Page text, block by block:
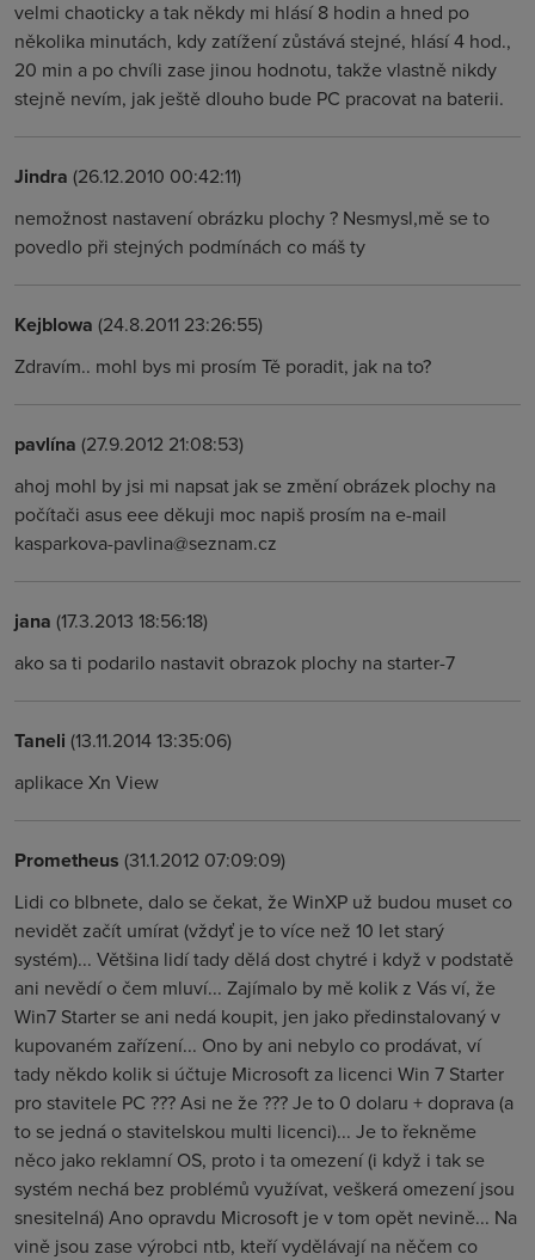
velmi chaoticky a tak někdy mi hlásí 8 hodin a hned po
několika minutách, kdy zatížení zůstává stejné, hlásí 4 hod.,
20 min a po chvíli zase jinou hodnotu, takže vlastně nikdy
stejně nevím, jak ještě dlouho bude PC pracovat na baterii.
Jindra (26.12.2010 00:42:11)
nemožnost nastavení obrázku plochy ? Nesmysl,mě se to
povedlo při stejných podmínách co máš ty
Kejblowa (24.8.2011 23:26:55)
Zdravím.. mohl bys mi prosím Tě poradit, jak na to?
pavlína (27.9.2012 21:08:53)
ahoj mohl by jsi mi napsat jak se změní obrázek plochy na
počítači asus eee děkuji moc napiš prosím na e-mail
kasparkova-pavlina@seznam.cz
jana (17.3.2013 18:56:18)
ako sa ti podarilo nastavit obrazok plochy na starter-7
Taneli (13.11.2014 13:35:06)
aplikace Xn View
Prometheus (31.1.2012 07:09:09)
Lidi co blbnete, dalo se čekat, že WinXP už budou muset co
nevidět začít umírat (vždyť je to více než 10 let starý
systém)... Většina lidí tady dělá dost chytré i když v podstatě
ani nevědí o čem mluví... Zajímalo by mě kolik z Vás ví, že
Win7 Starter se ani nedá koupit, jen jako předinstalovaný v
kupovaném zařízení... Ono by ani nebylo co prodávat, ví
tady někdo kolik si účtuje Microsoft za licenci Win 7 Starter
pro stavitele PC ??? Asi ne že ??? Je to 0 dolaru + doprava (a
to se jedná o stavitelskou multi licenci)... Je to řekněme
něco jako reklamní OS, proto i ta omezení (i když i tak se
systém nechá bez problémů využívat, veškerá omezení jsou
snesitelná) Ano opravdu Microsoft je v tom opět nevině... Na
vině jsou zase výrobci ntb, kteří vydělávají na něčem co